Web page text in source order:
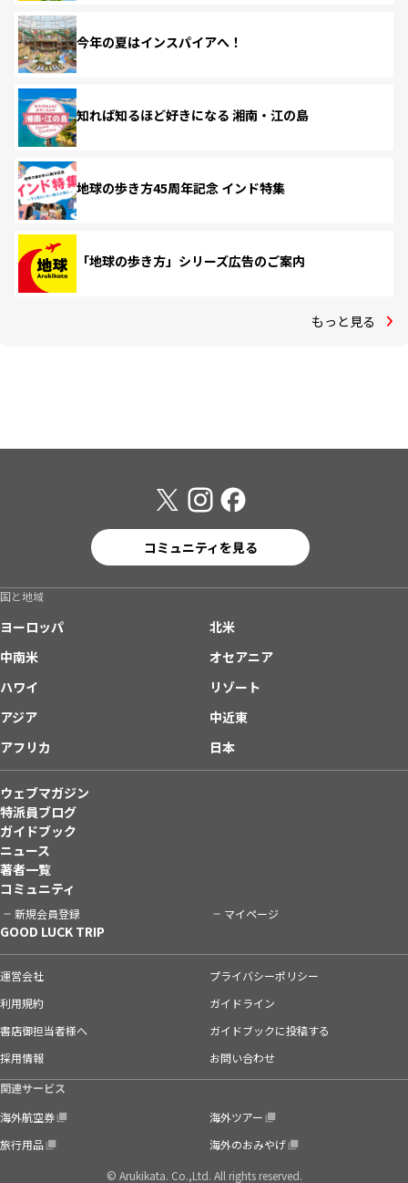
今年の夏はインスパイアへ！
知れば知るほど好きになる 湘南・江の島
地球の歩き方45周年記念 インド特集
「地球の歩き方」シリーズ広告のご案内
もっと見る
コミュニティを見る
国と地域
ヨーロッパ
北米
中南米
オセアニア
ハワイ
リゾート
アジア
中近東
アフリカ
日本
ウェブマガジン
特派員ブログ
ガイドブック
ニュース
著者一覧
コミュニティ
新規会員登録 マイページ
GOOD LUCK TRIP
運営会社
プライバシーポリシー
利用規約
ガイドライン
書店御担当者様へ
ガイドブックに投稿する
採用情報
お問い合わせ
関連サービス
海外航空券
海外ツアー
旅行用品
海外のおみやげ
© Arukikata. Co.,Ltd. All rights reserved.